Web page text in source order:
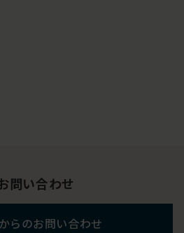
問い合わせ
らのお問い合わせ